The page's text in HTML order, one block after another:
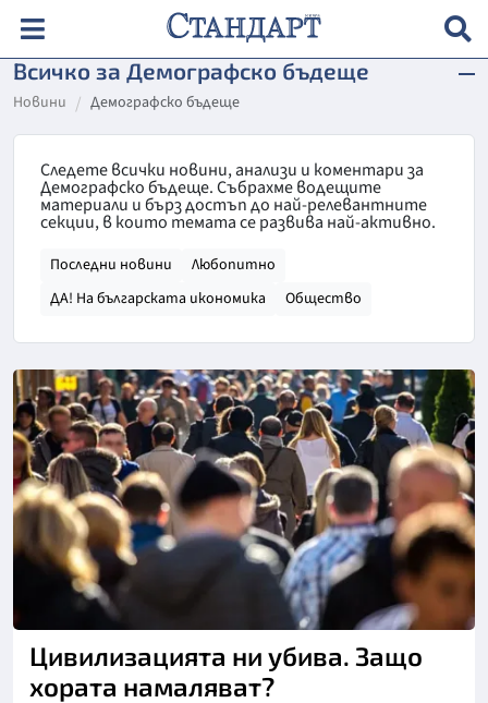
Всичко за Демографско бъдеще
Новини Демографско бъдеще
Следете всички новини, анализи и коментари за
Демографско бъдеще. Събрахме водещите
материали и бърз достъп до най-релевантните
секции, в които темата се развива най-активно.
Последни новини
Любопитно
ДА! На българската икономика
Общество
Цивилизацията ни убива. Защо
хората намаляват?